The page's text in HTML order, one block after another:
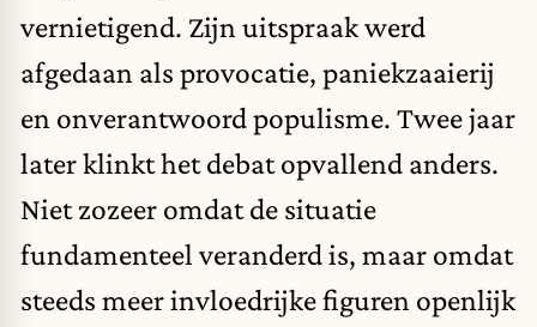
vernietigend. Zijn uitspraak werd
afgedaan als provocatie, paniekzaaierij
en onverantwoord populisme. Twee jaar
later klinkt het debat opvallend anders.
Niet zozeer omdat de situatie
fundamenteel veranderd is, maar omdat
steeds meer invloedrijke figuren openlijk